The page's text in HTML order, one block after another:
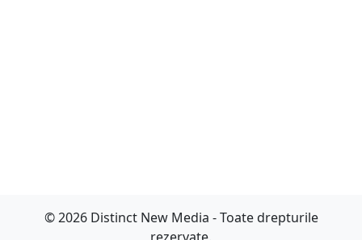
© 2026 Distinct New Media - Toate drepturile